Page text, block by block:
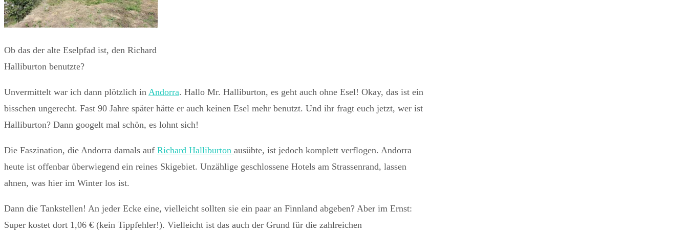
Ob das der alte Eselpfad ist, den Richard
Halliburton benutzte?
Unvermittelt war ich dann plötzlich in Andorra. Hallo Mr. Halliburton, es geht auch ohne Esel! Okay, das ist ein
bisschen ungerecht. Fast 90 Jahre später hätte er auch keinen Esel mehr benutzt. Und ihr fragt euch jetzt, wer ist
Halliburton? Dann googelt mal schön, es lohnt sich!
Die Faszination, die Andorra damals auf Richard Halliburton ausübte, ist jedoch komplett verflogen. Andorra
heute ist offenbar überwiegend ein reines Skigebiet. Unzählige geschlossene Hotels am Strassenrand, lassen
ahnen, was hier im Winter los ist.
Dann die Tankstellen! An jeder Ecke eine, vielleicht sollten sie ein paar an Finnland abgeben? Aber im Ernst:
Super kostet dort 1,06 € (kein Tippfehler!). Vielleicht ist das auch der Grund für die zahlreichen